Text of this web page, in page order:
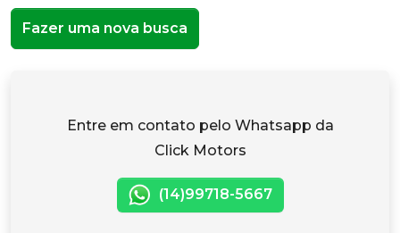
Fazer uma nova busca
Entre em contato pelo Whatsapp da
Click Motors
(14)99718-5667